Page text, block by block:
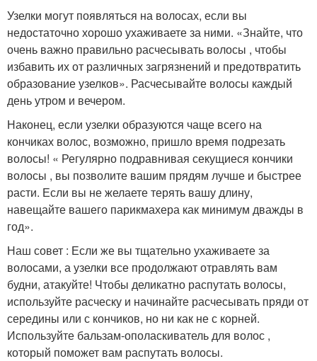
Узелки могут появляться на волосах, если вы
недостаточно хорошо ухаживаете за ними. «Знайте, что
очень важно правильно расчесывать волосы , чтобы
избавить их от различных загрязнений и предотвратить
образование узелков». Расчесывайте волосы каждый
день утром и вечером.
Наконец, если узелки образуются чаще всего на
кончиках волос, возможно, пришло время подрезать
волосы! « Регулярно подравнивая секущиеся кончики
волосы , вы позволите вашим прядям лучше и быстрее
расти. Если вы не желаете терять вашу длину,
навещайте вашего парикмахера как минимум дважды в
год».
Наш совет : Если же вы тщательно ухаживаете за
волосами, а узелки все продолжают отравлять вам
будни, атакуйте! Чтобы деликатно распутать волосы,
используйте расческу и начинайте расчесывать пряди от
середины или с кончиков, но ни как не с корней.
Используйте бальзам-ополаскиватель для волос ,
который поможет вам распутать волосы.